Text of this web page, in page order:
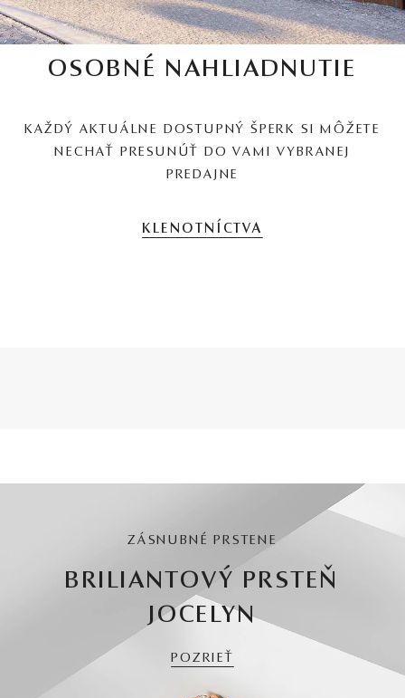
OSOBNÉ NAHLIADNUTIE
KAŽDÝ AKTUÁLNE DOSTUPNÝ ŠPERK SI MÔŽETE
NECHAŤ PRESUNÚŤ DO VAMI VYBRANEJ
PREDAJNE
KLENOTNÍCTVA
ZÁSNUBNÉ PRSTENE
BRILIANTOVÝ PRSTEŇ
JOCELYN
POZRIEŤ